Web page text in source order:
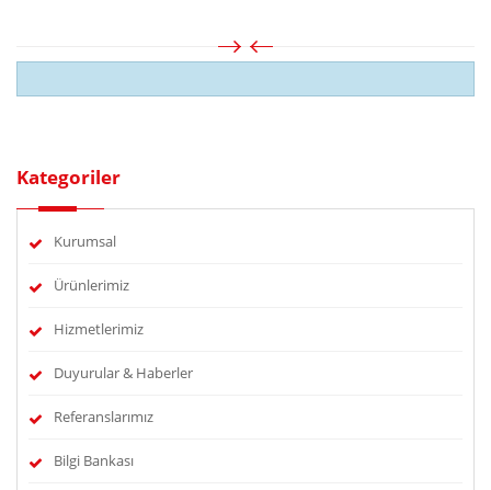
Kategoriler
Kurumsal
Ürünlerimiz
Hizmetlerimiz
Duyurular & Haberler
Referanslarımız
Bilgi Bankası